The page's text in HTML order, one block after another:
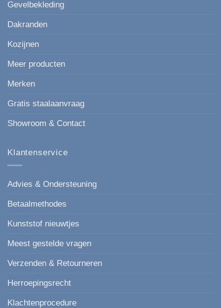
elke
Gevelbekleding
Dakranden
Kozijnen
Meer producten
Merken
Gratis staalaanvraag
Showroom & Contact
Klantenservice
Advies & Ondersteuning
Betaalmethodes
Kunststof nieuwtjes
Meest gestelde vragen
Verzenden & Retourneren
Herroepingsrecht
Klachtenprocedure